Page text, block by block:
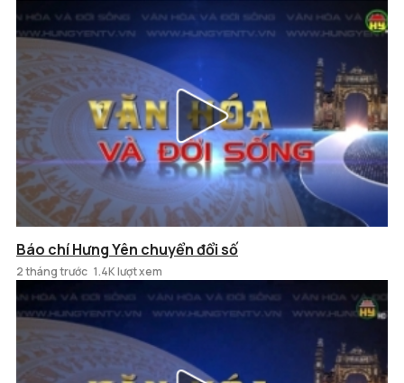
Báo chí Hưng Yên chuyển đổi số
2 tháng trước 1.4K lượt xem